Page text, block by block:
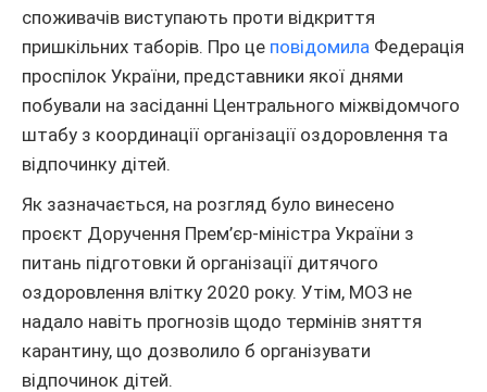
споживачів виступають проти відкриття
пришкільних таборів. Про це повідомила Федерація
проспілок України, представники якої днями
побували на засіданні Центрального міжвідомчого
штабу з координації організації оздоровлення та
відпочинку дітей.
Як зазначається, на розгляд було винесено
проєкт Доручення Прем’єр-міністра України з
питань підготовки й організації дитячого
оздоровлення влітку 2020 року. Утім, МОЗ не
надало навіть прогнозів щодо термінів зняття
карантину, що дозволило б організувати
відпочинок дітей.